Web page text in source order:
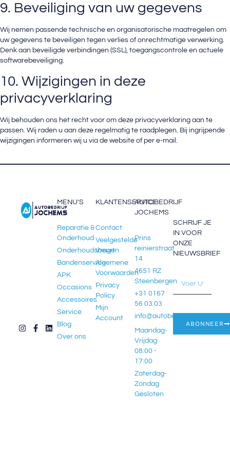
9. Beveiliging van uw gegevens
Wij nemen passende technische en organisatorische maatregelen om
uw gegevens te beveiligen tegen verlies of onrechtmatige verwerking.
Denk aan beveiligde verbindingen (SSL), toegangscontrole en actuele
softwarebeveiliging.
10. Wijzigingen in deze
privacyverklaring
Wij behouden ons het recht voor om deze privacyverklaring aan te
passen. Wij raden u aan deze regelmatig te raadplegen. Bij ingrijpende
wijzigingen informeren wij u via de website of per e-mail.
MENU'S
Reparatie &
Onderhoud
Onderhoudsbeurt
Bandenservice
APK
Occasions
Accessoires
Service
Blog
Over ons
KLANTENSERVICE
Contact
Veelgestelde
Vragen
Algemene
Voorwaarden
Privacy
Policy
Mijn
Account
AUTOBEDRIJF
JOCHEMS
Prins
reinierstraat
14
4651 RZ
Steenbergen
+31 0167
56 03 03
info@autobedrijfjochems.nl
Maandag-
Vrijdag
08:00 -
17:00
Zaterdag-
Zondag
Gesloten
SCHRIJF JE
IN VOOR
ONZE
NIEUWSBRIEF
ABONNEER